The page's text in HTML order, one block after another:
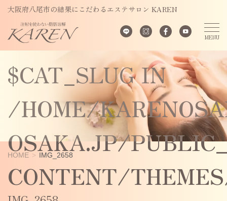
大阪府八尾市の結果にこだわるエステサロン KAREN
VARIABLE
$CAT_SLUG IN
/HOME/
OSAKA.JP/
CONTENT/
HOME IMG_2658